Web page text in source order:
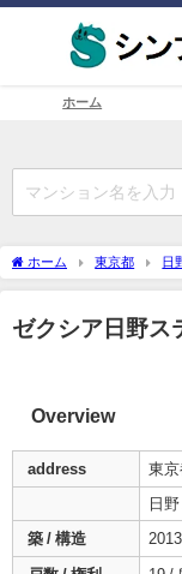
ホーム
ホーム 東京都 日
ゼクシア日野ス
Overview
address 東京
日
築 / 構造